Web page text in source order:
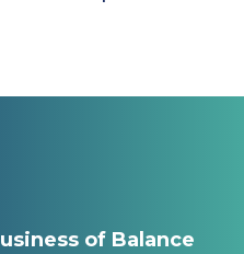
of Balance